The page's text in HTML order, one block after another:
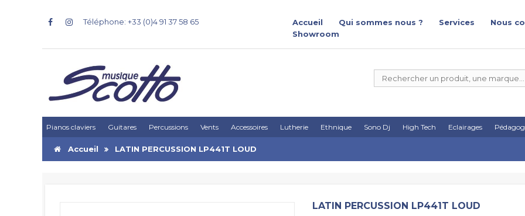
Téléphone: +33 (0)4 91 37 58 65 Accueil Qui sommes nous ? Services
Nous
Showroom
Pianos claviers Guitares Percussions Vents Accessoires Lutherie Ethnique Sono Dj High Tech Eclairages
Accueil LATIN PERCUSSION LP441T LOUD
LATIN PERCUSSION LP441T LOUD